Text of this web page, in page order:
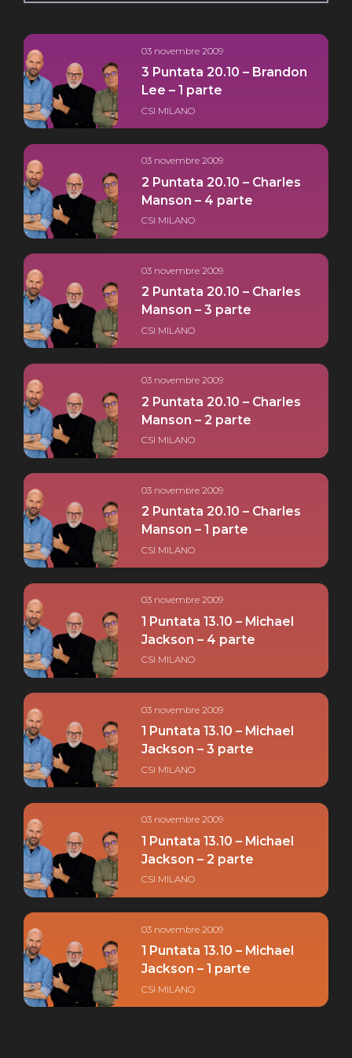
03 novembre 2009
3 Puntata 20.10 – Brandon
Lee – 1 parte
CSI MILANO
03 novembre 2009
2 Puntata 20.10 – Charles
Manson – 4 parte
CSI MILANO
03 novembre 2009
2 Puntata 20.10 – Charles
Manson – 3 parte
CSI MILANO
03 novembre 2009
2 Puntata 20.10 – Charles
Manson – 2 parte
CSI MILANO
03 novembre 2009
2 Puntata 20.10 – Charles
Manson – 1 parte
CSI MILANO
03 novembre 2009
1 Puntata 13.10 – Michael
Jackson – 4 parte
CSI MILANO
03 novembre 2009
1 Puntata 13.10 – Michael
Jackson – 3 parte
CSI MILANO
03 novembre 2009
1 Puntata 13.10 – Michael
Jackson – 2 parte
CSI MILANO
03 novembre 2009
1 Puntata 13.10 – Michael
Jackson – 1 parte
CSI MILANO